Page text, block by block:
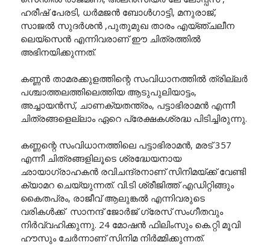
ഹരീഷ് പേരടി, ധര്‍മജന്‍ ബോൾഗാട്ടി, മനുരാജ്,
സാജല്‍ സുദര്‍ശന്‍ ,പുതുമുഖ താരം എയ്ഞ്ചലീന
ലെയ്സെന്‍ എന്നിവരാണ് ഈ ചിത്രത്തിൽ
അഭിനയിക്കുന്നത്.
കണ്ണൻ താമരക്കുളത്തിന്റെ സംവിധാനത്തിൽ ത്രില്ലർ
പശ്ചാത്തലത്തിലെത്തിയ ആടുപുലിയാട്ടം,
അച്ചായൻസ്, ചാണക്യതന്ത്രം, പട്ടാഭിരാമൻ എന്നീ
ചിത്രങ്ങളെല്ലാം ഏറെ പ്രേക്ഷകശ്രദ്ധ പിടിച്ചിരുന്നു.
കണ്ണന്റെ സംവിധാനത്തിലെ പട്ടാഭിരാമൻ, മരട് 357
എന്നീ ചിത്രങ്ങളിലൂടെ ശ്രദ്ധേയനായ
ഛായാഗ്രാഹകന്‍ രവിചന്ദ്രനാണ് സിനിമയ്ക്ക് വേണ്ടി
ക്യാമറ ചെയ്യുന്നത്. വി.ടി ശ്രീജിത്ത് എഡിറ്റിങ്ങും
കൈതപ്രം, രാജീവ് ആലുങ്കല്‍ എന്നിവരുടെ
വരികള്‍ക്ക് സാനന്ദ് ജോര്‍ജ് ഗ്രേസ് സംഗീതവും
നിര്‍വ്വഹിക്കുന്നു. 24 മോഷന്‍ ഫിലിംസും കെ.റ്റി മൂവി
ഹൗസും ചേര്‍ന്നാണ് സിനിമ നിര്‍മ്മിക്കുന്നത്.